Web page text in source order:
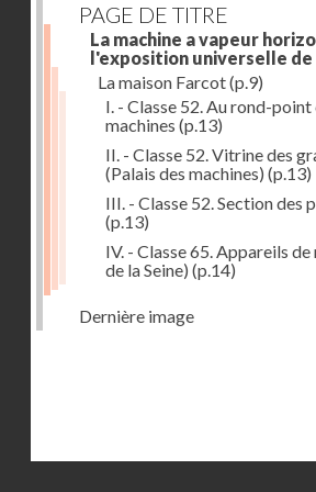
PAGE DE TITRE
La machine a vapeur
l'exposition universelle de
La maison Farcot(p.9)
I. - Classe 52. Au rond-
machines (p.13)
II. - Classe 52. Vitrine des
(Palais des machines) (p.13)
III. - Classe 52. Section des
(p.13)
IV. - Classe 65. Appareils
de la Seine) (p.14)
Dernière image